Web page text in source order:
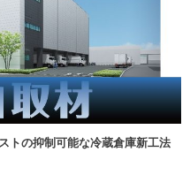
トの抑制可能な冷蔵倉庫新工法